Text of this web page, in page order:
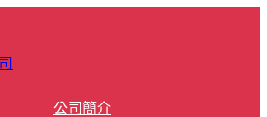
公司簡介